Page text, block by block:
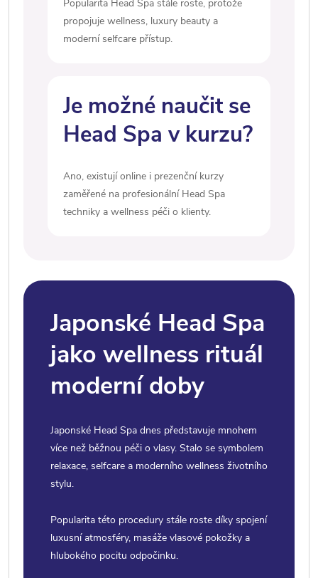
Popularita Head Spa stále roste, protože
propojuje wellness, luxury beauty a
moderní selfcare přístup.
Je možné naučit se
Head Spa v kurzu?
Ano, existují online i prezenční kurzy
zaměřené na profesionální Head Spa
techniky a wellness péči o klienty.
Japonské Head Spa
jako wellness rituál
moderní doby
Japonské Head Spa dnes představuje mnohem
více než běžnou péči o vlasy. Stalo se symbolem
relaxace, selfcare a moderního wellness životního
stylu.
Popularita této procedury stále roste díky spojení
luxusní atmosféry, masáže vlasové pokožky a
hlubokého pocitu odpočinku.